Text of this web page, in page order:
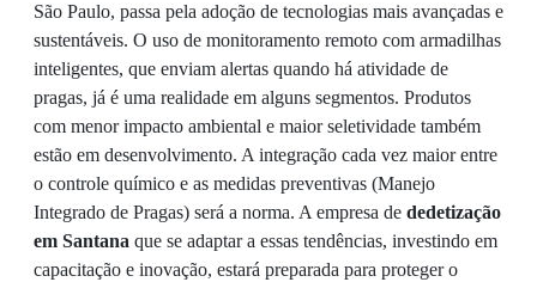
São Paulo, passa pela adoção de tecnologias mais avançadas e
sustentáveis. O uso de monitoramento remoto com armadilhas
inteligentes, que enviam alertas quando há atividade de
pragas, já é uma realidade em alguns segmentos. Produtos
com menor impacto ambiental e maior seletividade também
estão em desenvolvimento. A integração cada vez maior entre
o controle químico e as medidas preventivas (Manejo
Integrado de Pragas) será a norma. A empresa de dedetização
em Santana que se adaptar a essas tendências, investindo em
capacitação e inovação, estará preparada para proteger o